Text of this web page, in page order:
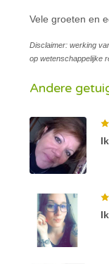
Vele groeten en
Disclaimer: werking
op wetenschappelijke
Andere